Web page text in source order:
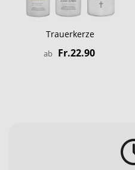
Trauerkerze
ab Fr.22.90